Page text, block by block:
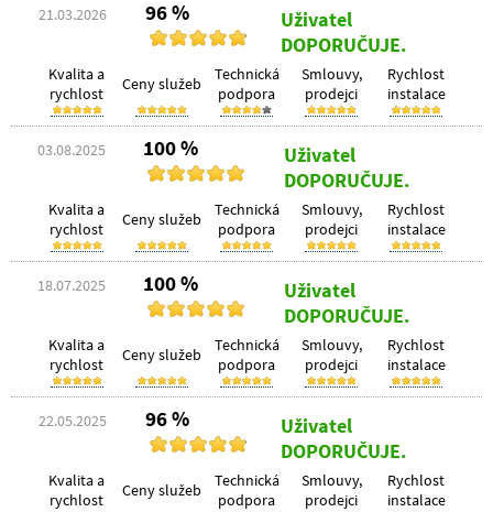
21.03.2026 96 %
Uživatel
DOPORUČUJE.
Kvalita a
rychlost
Ceny služeb
Technická
podpora
Smlouvy,
prodejci
Rychlost
instalace
03.08.2025 100 %
Uživatel
DOPORUČUJE.
Kvalita a
rychlost
Ceny služeb
Technická
podpora
Smlouvy,
prodejci
Rychlost
instalace
18.07.2025 100 %
Uživatel
DOPORUČUJE.
Kvalita a
rychlost
Ceny služeb
Technická
podpora
Smlouvy,
prodejci
Rychlost
instalace
22.05.2025 96 %
Uživatel
DOPORUČUJE.
Kvalita a
rychlost
Ceny služeb
Technická
podpora
Smlouvy,
prodejci
Rychlost
instalace